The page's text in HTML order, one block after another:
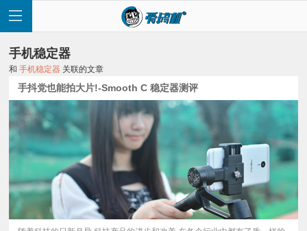
首
页
快
讯
手机稳定器
和手机稳定器 关联的文章
手抖党也能拍大片!-Smooth C 稳定器测评